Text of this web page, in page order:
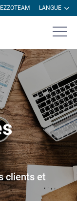
LANGUE
clients et